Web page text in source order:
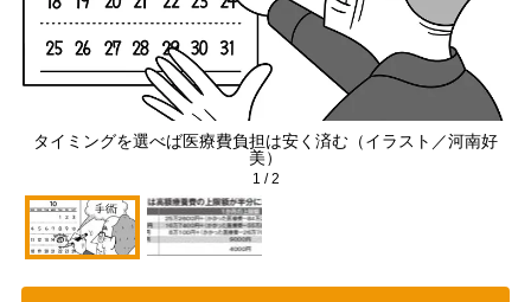
タイミングを選べば医療費負担は安く済む（イラスト／河南好
美）
1 /2